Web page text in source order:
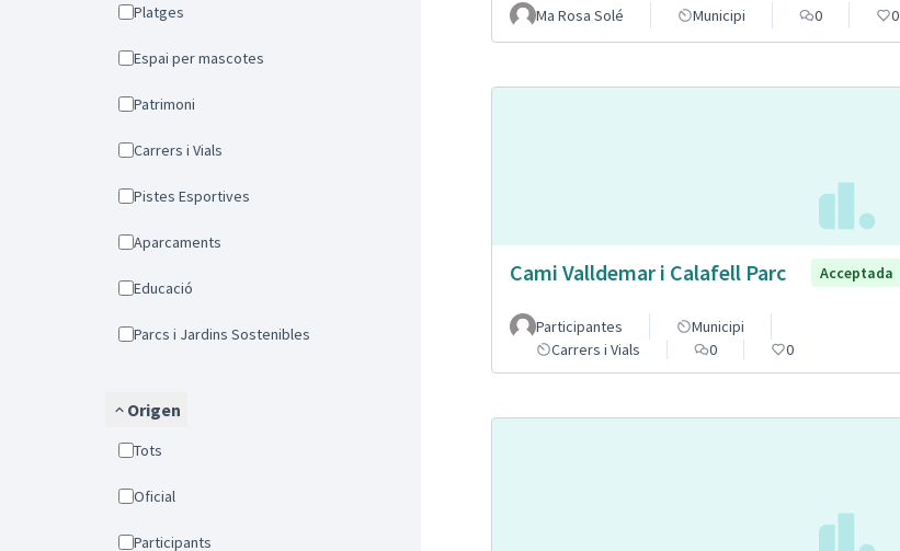
Platges
Espai per mascotes
Patrimoni
Carrers i Vials
Pistes Esportives
Aparcaments
Educació
Parcs i Jardins Sostenibles
Origen
Tots
Oficial
Participants
Ma Rosa Solé Municipi 0 0
Cami Valldemar i Calafell Parc Acceptada
Participantes
Municipi
Carrers i Vials
0 0